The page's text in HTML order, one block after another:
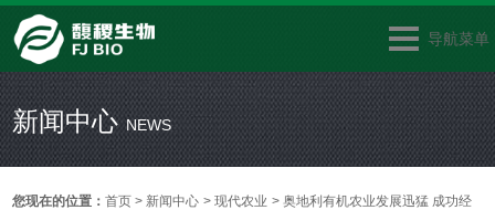
导航菜单
新闻中心NEWS
您现在的位置：首页 > 新闻中心 >现代农业 >奥地利有机农业发展迅猛 成功经